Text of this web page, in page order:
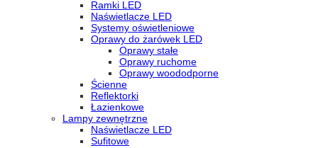
Ramki LED
Naświetlacze LED
Systemy oświetleniowe
Oprawy do żarówek LED
Oprawy stałe
Oprawy ruchome
Oprawy woododporne
Ścienne
Reflektorki
Łazienkowe
Lampy zewnętrzne
Naświetlacze LED
Sufitowe